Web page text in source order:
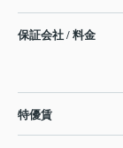
保証会社 / 料金
特優賃